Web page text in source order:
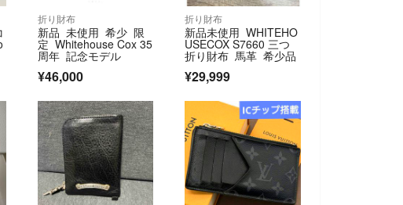
折り財布
新品 未使用 希少 限
定 Whitehouse Cox 35
周年 記念モデル
¥46,000
折り財布
新品未使用 WHITEHO
USECOX S7660 三つ
折り財布 馬革 希少品
¥29,999